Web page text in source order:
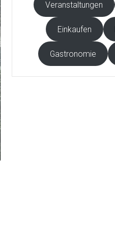
Veranstaltungen
Einkaufen
Gastronomie